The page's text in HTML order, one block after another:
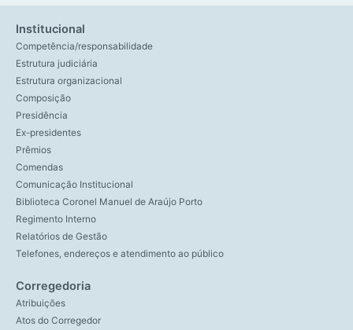
Institucional
Competência/responsabilidade
Estrutura judiciária
Estrutura organizacional
Composição
Presidência
Ex-presidentes
Prêmios
Comendas
Comunicação Institucional
Biblioteca Coronel Manuel de Araújo Porto
Regimento Interno
Relatórios de Gestão
Telefones, endereços e atendimento ao público
Corregedoria
Atribuições
Atos do Corregedor